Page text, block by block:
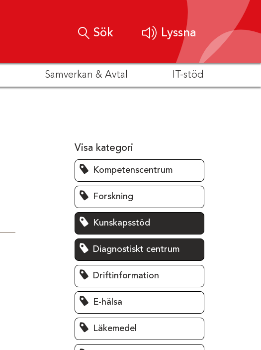
Sök Lyssna
Samverkan & Avtal IT-stöd
Visa kategori
Kompetenscentrum
Forskning
Kunskapsstöd
Diagnostiskt centrum
Driftinformation
E-hälsa
Läkemedel